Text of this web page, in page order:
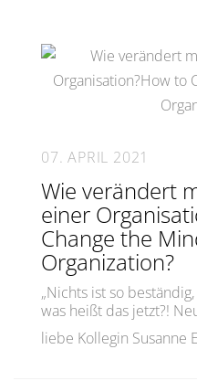
07. APRIL 2021
Wie verändert
einer
Change the
Organization?
„Nichts ist so
was heißt das jetzt?!
liebe Kollegin Susanne